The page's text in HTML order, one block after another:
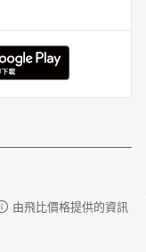
由飛比價格提供的資訊